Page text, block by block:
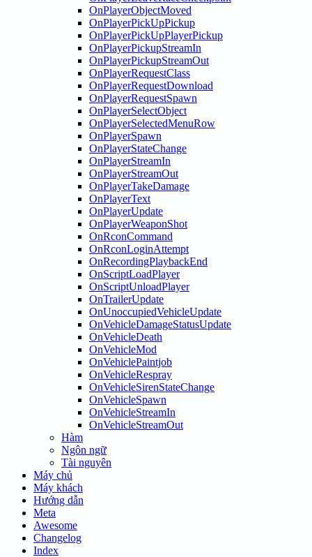
OnPlayerObjectMoved
OnPlayerPickUpPickup
OnPlayerPickUpPlayerPickup
OnPlayerPickupStreamIn
OnPlayerPickupStreamOut
OnPlayerRequestClass
OnPlayerRequestDownload
OnPlayerRequestSpawn
OnPlayerSelectObject
OnPlayerSelectedMenuRow
OnPlayerSpawn
OnPlayerStateChange
OnPlayerStreamIn
OnPlayerStreamOut
OnPlayerTakeDamage
OnPlayerText
OnPlayerUpdate
OnPlayerWeaponShot
OnRconCommand
OnRconLoginAttempt
OnRecordingPlaybackEnd
OnScriptLoadPlayer
OnScriptUnloadPlayer
OnTrailerUpdate
OnUnoccupiedVehicleUpdate
OnVehicleDamageStatusUpdate
OnVehicleDeath
OnVehicleMod
OnVehiclePaintjob
OnVehicleRespray
OnVehicleSirenStateChange
OnVehicleSpawn
OnVehicleStreamIn
OnVehicleStreamOut
Hàm
Ngôn ngữ
Tài nguyên
Máy chủ
Máy khách
Hướng dẫn
Meta
Awesome
Changelog
Index